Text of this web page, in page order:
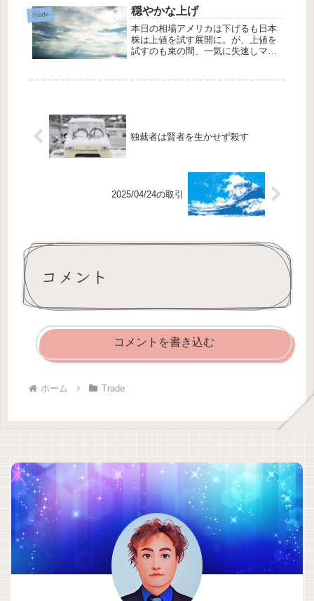
な展開になりそうです。今日の取引
です買い 3075 銚子丸 優待 平均
1681円...
Trade 穏やかな上げ
本日の相場アメリカは下げるも日本
株は上値を試す展開に。が、上値を
試すのも束の間、一気に失速しマイ
独裁者は賢者を生かせず殺す
2025/04/24の取引
コメント
コメントを書き込む
ホーム Trade